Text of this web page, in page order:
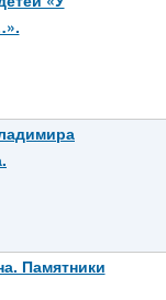
Памятники